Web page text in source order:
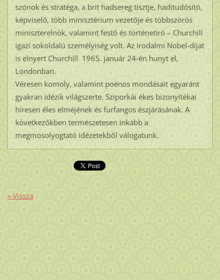
szónok és stratéga, a brit hadsereg tisztje, haditudósító,
képviselő, több minisztérium vezetője és többszörös
miniszterelnök, valamint festő és történetíró – Churchill
igazi sokoldalú személyiség volt. Az irodalmi Nobel-díjat
is elnyert Churchill 1965. január 24-én hunyt el,
Londonban.
Véresen komoly, valamint poénos mondásait egyaránt
gyakran idézik világszerte. Sziporkái ékes bizonyítékai
híresen éles elméjének és furfangos észjárásának. A
következőkben természetesen inkább a
megmosolyogtató idézetekből válogatunk.
« Vissza